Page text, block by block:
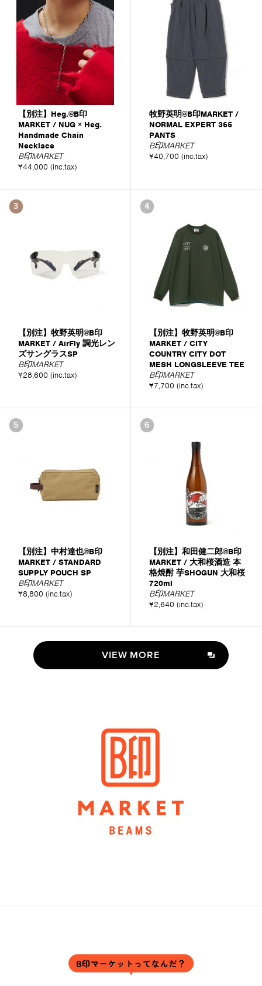
【別注】Heg.@B印
MARKET / NUG × Heg.
Handmade Chain
Necklace
B印MARKET
¥44,000 (inc.tax)
牧野英明@B印MARKET /
NORMAL EXPERT 365
PANTS
B印MARKET
¥40,700 (inc.tax)
3
【別注】牧野英明@B印
MARKET / AirFly 調光レン
ズサングラスSP
B印MARKET
¥28,600 (inc.tax)
4
【別注】牧野英明@B印
MARKET / CITY
COUNTRY CITY DOT
MESH LONGSLEEVE TEE
B印MARKET
¥7,700 (inc.tax)
5
【別注】中村達也@B印
MARKET / STANDARD
SUPPLY POUCH SP
B印MARKET
¥8,800 (inc.tax)
6
【別注】和田健二郎@B印
MARKET / 大和桜酒造 本
格焼酎 芋SHOGUN 大和桜
720ml
B印MARKET
¥2,640 (inc.tax)
VIEW MORE